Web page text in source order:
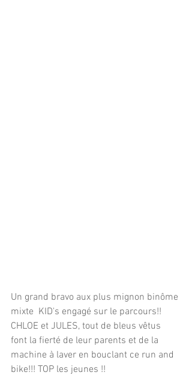
Un grand bravo aux plus mignon binôme
mixte  KID's engagé sur le parcours!!
CHLOE et JULES, tout de bleus vêtus
font la fierté de leur parents et de la
machine à laver en bouclant ce run and
bike!!! TOP les jeunes !!